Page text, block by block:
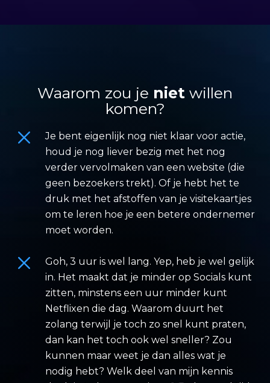
Waarom zou je niet willen
komen?
Je bent eigenlijk nog niet klaar voor actie,
houd je nog liever bezig met het nog
verder vervolmaken van een website (die
geen bezoekers trekt). Of je hebt het te
druk met het afstoffen van je visitekaartjes
om te leren hoe je een betere ondernemer
moet worden.
Goh, 3 uur is wel lang. Yep, heb je wel gelijk
in. Het maakt dat je minder op Socials kunt
zitten, minstens een uur minder kunt
Netflixen die dag. Waarom duurt het
zolang terwijl je toch zo snel kunt praten,
dan kan het toch ook wel sneller? Zou
kunnen maar weet je dan alles wat je
nodig hebt? Welk deel van mijn kennis